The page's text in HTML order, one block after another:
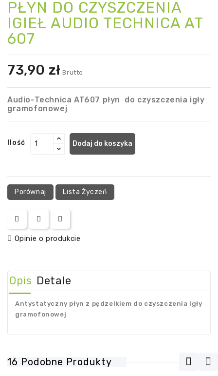
PŁYN DO CZYSZCZENIA
IGIEŁ AUDIO TECHNICA AT
607
73,90 zł Brutto
Audio-Technica AT607 płyn do czyszczenia igły
gramofonowej
Ilość Dodaj do koszyka
Porównaj Lista Życzeń
Opinie o produkcie
Opis Detale
Antystatyczny płyn z pędzelkiem do czyszczenia igły
gramofonowej
16 Podobne Produkty